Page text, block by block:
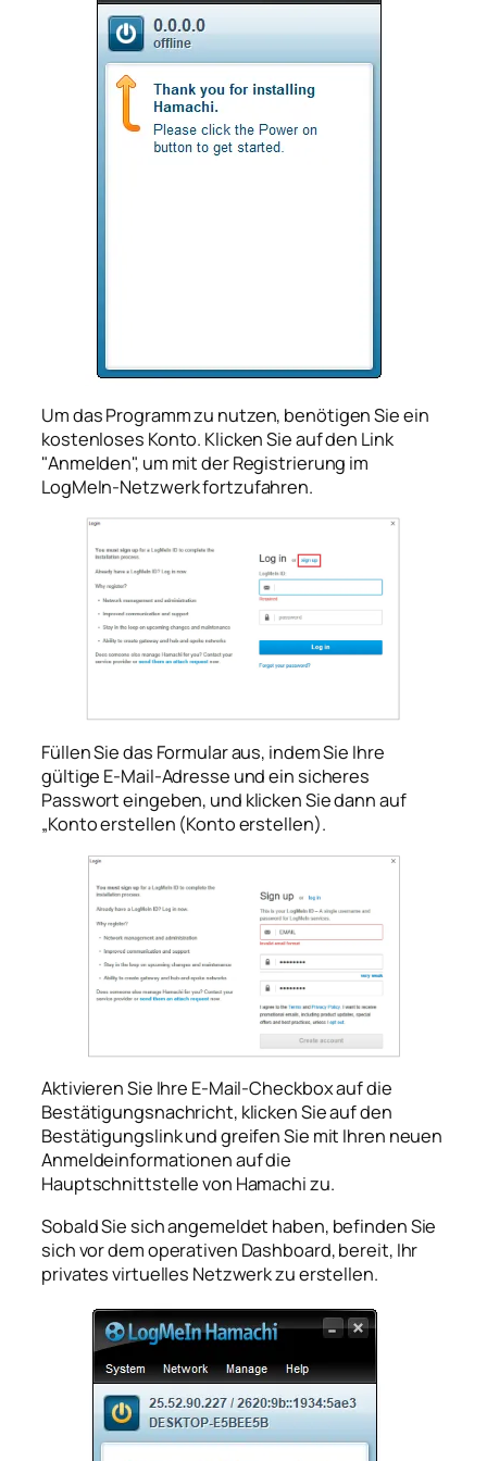
Um das Programm zu nutzen, benötigen Sie ein
kostenloses Konto. Klicken Sie auf den Link
"Anmelden", um mit der Registrierung im
LogMeIn-Netzwerk fortzufahren.
Füllen Sie das Formular aus, indem Sie Ihre
gültige E-Mail-Adresse und ein sicheres
Passwort eingeben, und klicken Sie dann auf
„Konto erstellen (Konto erstellen).
Aktivieren Sie Ihre E-Mail-Checkbox auf die
Bestätigungsnachricht, klicken Sie auf den
Bestätigungslink und greifen Sie mit Ihren neuen
Anmeldeinformationen auf die
Hauptschnittstelle von Hamachi zu.
Sobald Sie sich angemeldet haben, befinden Sie
sich vor dem operativen Dashboard, bereit, Ihr
privates virtuelles Netzwerk zu erstellen.